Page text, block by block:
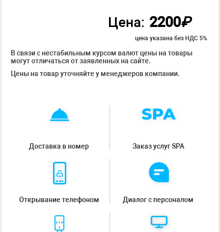
Цена: 2200₽
цена указана без НДС 5%
В связи с нестабильным курсом валют цены на товары
могут отличаться от заявленных на сайте.
Цены на товар уточняйте у менеджеров компании.
Доставка в номер Заказ услуг SPA
Открывание телефоном Диалог с персоналом